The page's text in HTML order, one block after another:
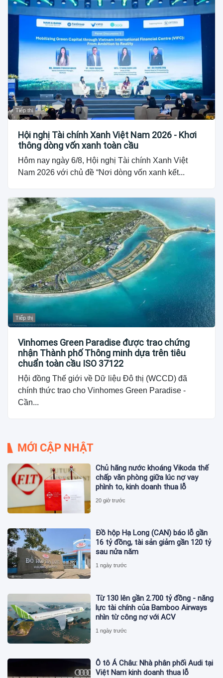
Tiếp thị
Hội nghị Tài chính Xanh Việt Nam 2026 - Khơi
thông dòng vốn xanh toàn cầu
Hôm nay ngày 6/8, Hội nghị Tài chính Xanh Việt
Nam 2026 với chủ đề “Nơi dòng vốn xanh kết...
Tiếp thị
Vinhomes Green Paradise được trao chứng
nhận Thành phố Thông minh dựa trên tiêu
chuẩn toàn cầu ISO 37122
Hội đồng Thế giới về Dữ liệu Đô thị (WCCD) đã
chính thức trao cho Vinhomes Green Paradise -
Cần...
MỚI CẬP NHẬT
Chủ hãng nước khoáng Vikoda thế
chấp văn phòng giữa lúc nợ vay
phình to, kinh doanh thua lỗ
20 giờ trước
Đồ hộp Hạ Long (CAN) báo lỗ gần
16 tỷ đồng, tài sản giảm gần 120 tỷ
sau nửa năm
1 ngày trước
Từ 130 lên gần 2.700 tỷ đồng - năng
lực tài chính của Bamboo Airways
nhìn từ công nợ với ACV
1 ngày trước
Ô tô Á Châu: Nhà phân phối Audi tại
Việt Nam kinh doanh thua lỗ